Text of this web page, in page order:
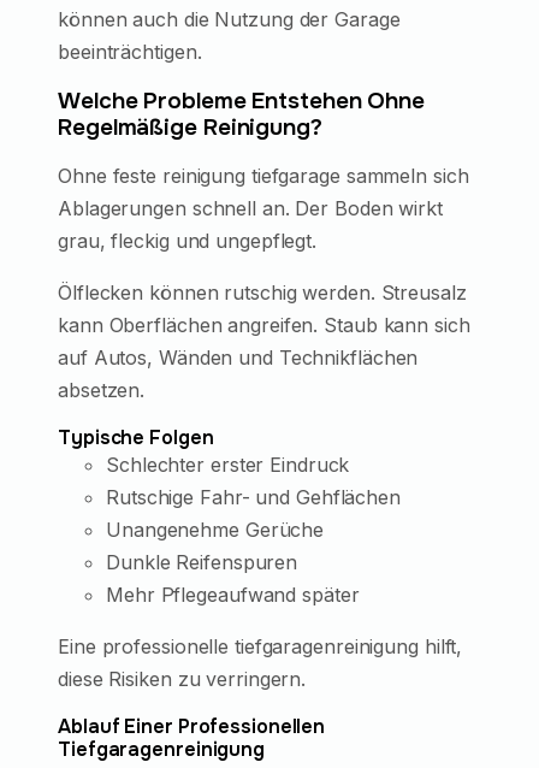
können auch die Nutzung der Garage
beeinträchtigen.
Welche Probleme Entstehen Ohne
Regelmäßige Reinigung?
Ohne feste reinigung tiefgarage sammeln sich
Ablagerungen schnell an. Der Boden wirkt
grau, fleckig und ungepflegt.
Ölflecken können rutschig werden. Streusalz
kann Oberflächen angreifen. Staub kann sich
auf Autos, Wänden und Technikflächen
absetzen.
Typische Folgen
Schlechter erster Eindruck
Rutschige Fahr- und Gehflächen
Unangenehme Gerüche
Dunkle Reifenspuren
Mehr Pflegeaufwand später
Eine professionelle tiefgaragenreinigung hilft,
diese Risiken zu verringern.
Ablauf Einer Professionellen
Tiefgaragenreinigung